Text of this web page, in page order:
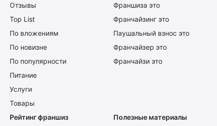
Отзывы
Top List
По вложениям
По новизне
По популярности
Питание
Услуги
Товары
Франшиза это
Франчайзинг это
Паушальный взнос это
Франчайзер это
Франчайзи это
Рейтинг франшиз
Полезные материалы